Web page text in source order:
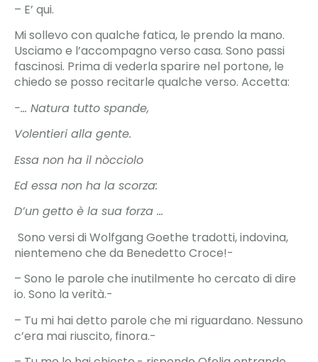
– E’ qui.
Mi sollevo con qualche fatica, le prendo la mano.
Usciamo e l’accompagno verso casa. Sono passi
fascinosi. Prima di vederla sparire nel portone, le
chiedo se posso recitarle qualche verso. Accetta:
-… Natura tutto spande,
Volentieri alla gente.
Essa non ha il nòcciolo
Ed essa non ha la scorza:
D’un getto è la sua forza …
Sono versi di Wolfgang Goethe tradotti, indovina,
nientemeno che da Benedetto Croce!-
– Sono le parole che inutilmente ho cercato di dire
io. Sono la verità.-
– Tu mi hai detto parole che mi riguardano. Nessuno
c’era mai riuscito, finora.-